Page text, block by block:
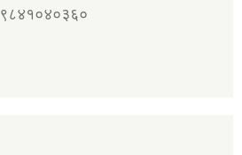
९८४१०४०३६०